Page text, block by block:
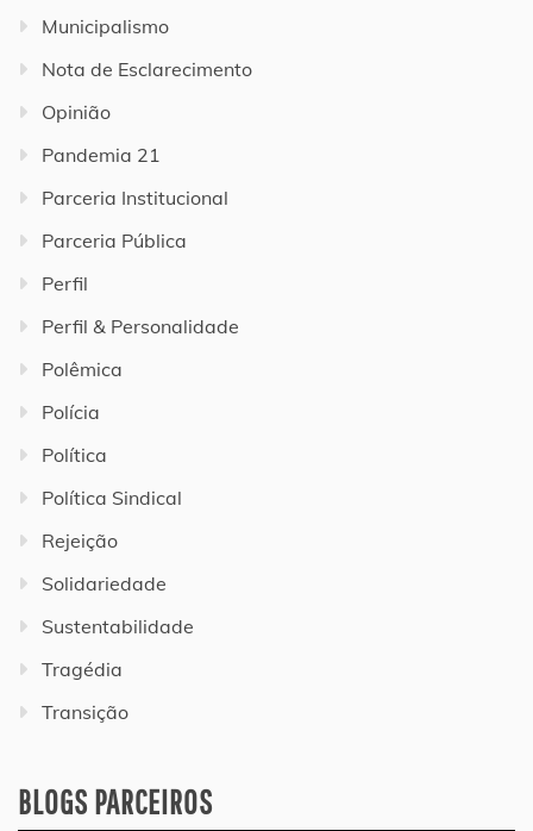
Municipalismo
Nota de Esclarecimento
Opinião
Pandemia 21
Parceria Institucional
Parceria Pública
Perfil
Perfil & Personalidade
Polêmica
Polícia
Política
Política Sindical
Rejeição
Solidariedade
Sustentabilidade
Tragédia
Transição
BLOGS PARCEIROS